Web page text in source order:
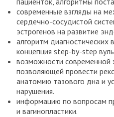
современные взгляды на
сердечно-сосудистой
эстрогенов на развитие
алгоритм
концепция step-by-step
возможности современной
позволяющей провести
анатомию тазового дна и
нарушения.
информацию по вопросам
и вагинопластики.